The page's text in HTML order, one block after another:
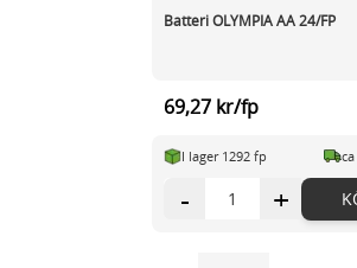
Batteri OLYMPIA AA 24/FP
69,27 kr/fp
I lager 1292 fp
- +